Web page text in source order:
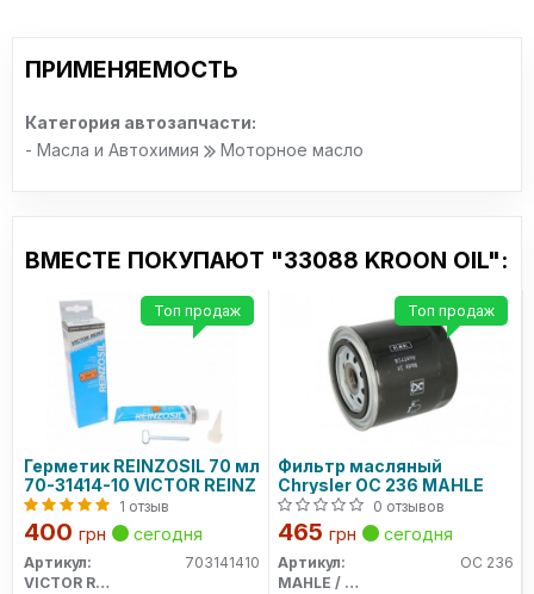
Chrysler MS 6395
Valtra CR
Deutz DQC-II-10
Voith Class A
JDQ-78A
Jaguar Land Rover STJLR.03.5005
синтетическое
ПРИМЕНЯЕМОСТЬ
Категория автозапчасти:
- Масла и Автохимия
Моторное масло
ВМЕСТЕ ПОКУПАЮТ "33088 KROON OIL":
Герметик REINZOSIL 70 мл
70-31414-10 VICTOR REINZ
1 отзыв
400 грн сегодня
Артикул:
703141410
VICTOR REINZ
Топ продаж
Фильтр масляный
Chrysler OC 236 MAHLE
0 отзывов
465 грн сегодня
Артикул:
OC 236
MAHLE / KNECHT
Топ продаж